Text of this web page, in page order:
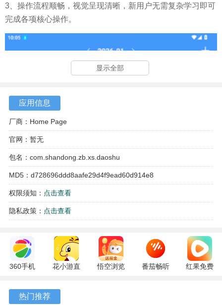
3、操作流程顺畅，视觉呈现清晰，新用户无需复杂学习即可
完成各项核心操作。
显示全部
应用信息
厂商：Home Page
官网：暂无
包名：com.shandong.zb.xs.daoshu
MD5：d728696ddd8aafe29d4f9ead60d914e8
权限须知： 点击查看
隐私政策： 点击查看
360手机
10.13.27
最新版
花小游直
17.9.56
悟空浏览
番茄畅听
红果免费
热门推荐